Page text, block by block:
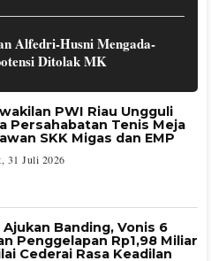
Alfedri-Husni Mengada-
Ditolak MK
PWI Riau Ungguli
Persahabatan Tenis Meja
SKK Migas dan EMP
31 Juli 2026
Ajukan Banding, Vonis 6
Penggelapan Rp1,98 Miliar
Cederai Rasa Keadilan